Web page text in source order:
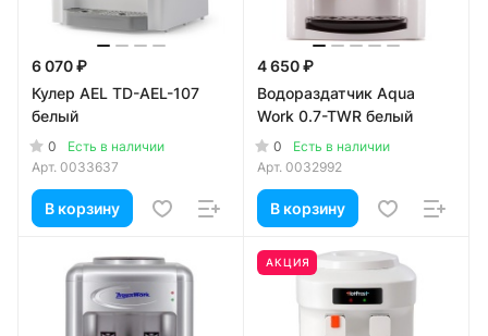
6 070 ₽
Кулер AEL TD-AEL-107
белый
0
Есть в наличии
Арт. 0033637
В корзину
4 650 ₽
Водораздатчик Aqua
Work 0.7-TWR белый
0
Есть в наличии
Арт. 0032992
В корзину
АКЦИЯ